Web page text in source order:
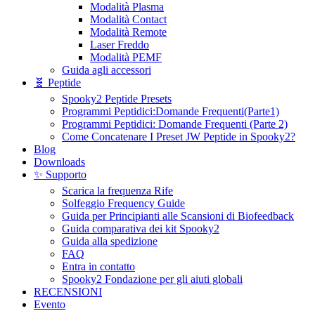
Modalità Plasma
Modalità Contact
Modalità Remote
Laser Freddo
Modalità PEMF
Guida agli accessori
🧬 Peptide
Spooky2 Peptide Presets
Programmi Peptidici:Domande Frequenti(Parte1)
Programmi Peptidici: Domande Frequenti (Parte 2)
Come Concatenare I Preset JW Peptide in Spooky2?
Blog
Downloads
✨ Supporto
Scarica la frequenza Rife
Solfeggio Frequency Guide
Guida per Principianti alle Scansioni di Biofeedback
Guida comparativa dei kit Spooky2
Guida alla spedizione
FAQ
Entra in contatto
Spooky2 Fondazione per gli aiuti globali
RECENSIONI
Evento